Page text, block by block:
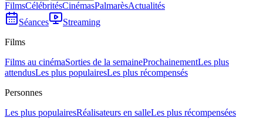
FilmsCélébritésCinémasPalmarèsActualités
Séances
Streaming
Films
Films au cinémaSorties de la semaineProchainementLes plus
attendusLes plus populairesLes plus récompensés
Personnes
Les plus populairesRéalisateurs en salleLes plus récompensées